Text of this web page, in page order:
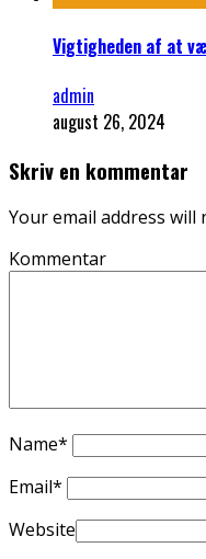
Vigtigheden af at
admin
august 26, 2024
Skriv en kommentar
Your email address will
Kommentar
Name*
Email*
Website